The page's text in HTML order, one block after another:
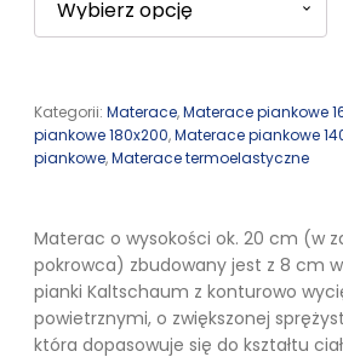
Kategorii: Materace,Materace piankowe
piankowe 180x200,Materace piankowe
piankowe,Materace termoelastyczne
Materac o wysokości ok. 20 cm (w
pokrowca) zbudowany jest z 8 cm
pianki Kaltschaum z konturowo
powietrznymi, o zwiększonej
która dopasowuje się do kształtu